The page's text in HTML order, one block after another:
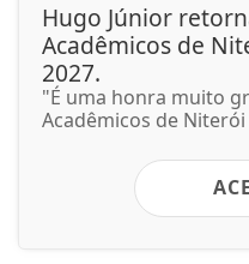
Hugo Júnior
Acadêmicos de
2027.
"É uma honra muito
Acadêmicos de